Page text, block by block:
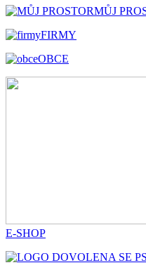
MŮJ
FIRMY
OBCE
E-SHOP